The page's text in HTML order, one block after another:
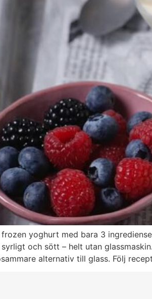
yoghurt med bara 3
och sött – helt utan
alternativ till glass. Följ